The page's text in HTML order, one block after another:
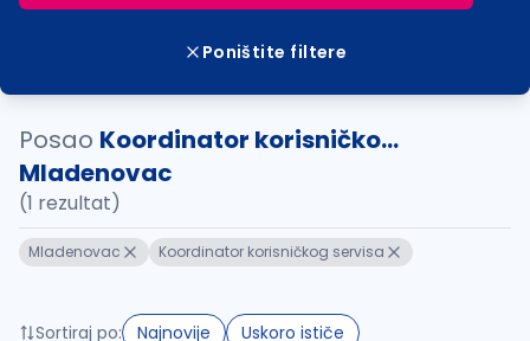
Poništite filtere
Posao Koordinator korisničko...
Mladenovac
(1 rezultat)
Mladenovac Koordinator korisničkog servisa
Sortiraj po: Najnovije Uskoro ističe